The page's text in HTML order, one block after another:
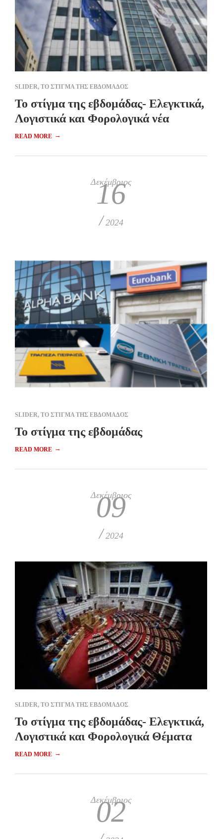
SLIDER, ΤΟ ΣΤΙΓΜΑ ΤΗΣ ΕΒΔΟΜΑΔΟΣ
Το στίγμα της εβδομάδας- Ελεγκτικά,
Λογιστικά και Φορολογικά νέα
READ MORE →
Δεκέμβριος
16
/ 2024
SLIDER, ΤΟ ΣΤΙΓΜΑ ΤΗΣ ΕΒΔΟΜΑΔΟΣ
Το στίγμα της εβδομάδας
READ MORE →
Δεκέμβριος
09
/ 2024
SLIDER, ΤΟ ΣΤΙΓΜΑ ΤΗΣ ΕΒΔΟΜΑΔΟΣ
To στίγμα της εβδομάδας- Ελεγκτικά,
Λογιστικά και Φορολογικά Θέματα
READ MORE →
Δεκέμβριος
02